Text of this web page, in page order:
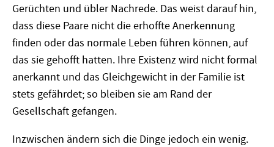
Gerüchten und übler Nachrede. Das weist darauf hin,
dass diese Paare nicht die erhoffte Anerkennung
finden oder das normale Leben führen können, auf
das sie gehofft hatten. Ihre Existenz wird nicht formal
anerkannt und das Gleichgewicht in der Familie ist
stets gefährdet; so bleiben sie am Rand der
Gesellschaft gefangen.
Inzwischen ändern sich die Dinge jedoch ein wenig.